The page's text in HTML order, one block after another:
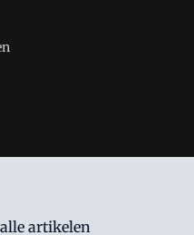
Lees in
van deze site zijn de
artikelen